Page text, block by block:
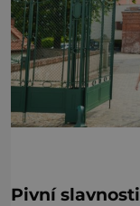
Pivní slavnosti